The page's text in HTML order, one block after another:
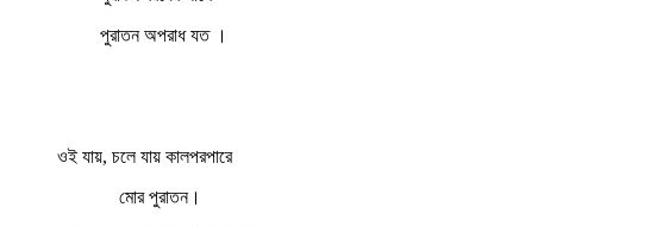
পুরাতন অপরাধ যত ।
ওই যায়, চলে যায় কালপরপারে
মোর পুরাতন।